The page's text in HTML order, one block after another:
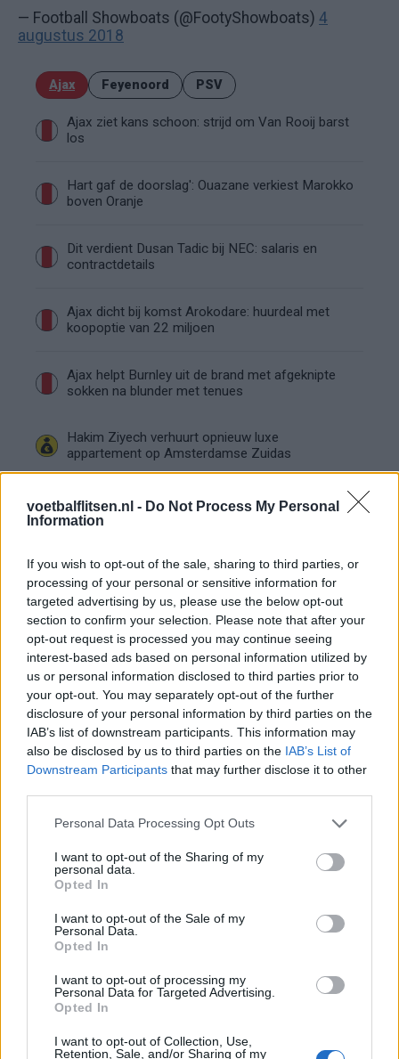
voetbalflitsen.nl - Do Not Process My Personal
Information
If you wish to opt-out of the sale, sharing to third parties, or
processing of your personal or sensitive information for
targeted advertising by us, please use the below opt-out
section to confirm your selection. Please note that after your
opt-out request is processed you may continue seeing
interest-based ads based on personal information utilized by
us or personal information disclosed to third parties prior to
your opt-out. You may separately opt-out of the further
disclosure of your personal information by third parties on the
IAB’s list of downstream participants. This information may
also be disclosed by us to third parties on the IAB’s List of
Downstream Participants that may further disclose it to other
Personal Data Processing Opt Outs
I want to opt-out of the Sharing of my
personal data.
Opted In
I want to opt-out of the Sale of my
Personal Data.
Opted In
I want to opt-out of processing my
Personal Data for Targeted Advertising.
Opted In
I want to opt-out of Collection, Use,
Retention, Sale, and/or Sharing of my
— Football Showboats (@FootyShowboats) 4
augustus 2018
Ajax Feyenoord PSV
Ajax ziet kans schoon: strijd om Van Rooij barst
los
Hart gaf de doorslag': Ouazane verkiest Marokko
boven Oranje
Dit verdient Dusan Tadic bij NEC: salaris en
contractdetails
Ajax dicht bij komst Arokodare: huurdeal met
koopoptie van 22 miljoen
Ajax helpt Burnley uit de brand met afgeknipte
sokken na blunder met tenues
Hakim Ziyech verhuurt opnieuw luxe
appartement op Amsterdamse Zuidas
Marcos Leonardo laat eerste indruk achter bij
Ajax: 'Hier gaan fans van genieten'
Resterend oefenprogramma Ajax: waar zijn de
duels te zien
Ajax groeit onder Míchel, maar transfermarkt
blijft cruciaal
Ajax-talent Mohamed Abdalla schrijft Europese
geschiedenis
Shane Kluivert krijgt kans van Flick en begint in
de basis bij FC Barcelona
Servische media vergelijken Ajax-talent Abdellah
Ouazane met Lionel Messi
Ajax zet grote stap richting volgende ronde na
Dusan Tadic kijkt met bijzondere gevoelens naar
Zo veranderde de relatie tussen Rafael van der